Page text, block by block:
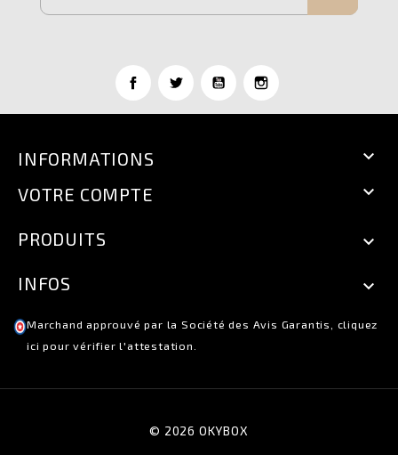
INFORMATIONS

VOTRE COMPTE

PRODUITS

INFOS

Marchand approuvé par la Société des Avis Garantis, cliquez
ici pour vérifier l'attestation .
© 2026 OKYBOX